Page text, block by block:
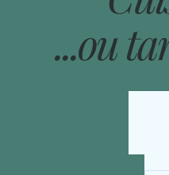
...ou